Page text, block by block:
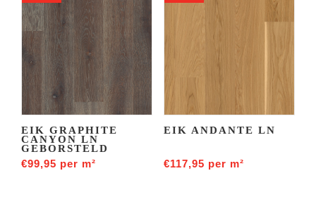
EIK GRAPHITE
CANYON LN
GEBORSTELD
€99,95 per m²
EIK ANDANTE LN
€117,95 per m²